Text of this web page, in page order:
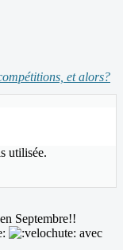
et alors?
utilisée.
Septembre!!
avec